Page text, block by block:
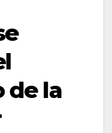
de la